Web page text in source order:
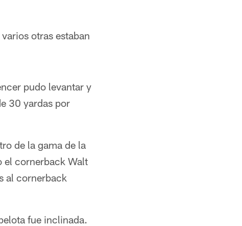
otras estaban
pudo levantar y
30 yardas por
de la gama de la
el cornerback Walt
al cornerback
fue inclinada.